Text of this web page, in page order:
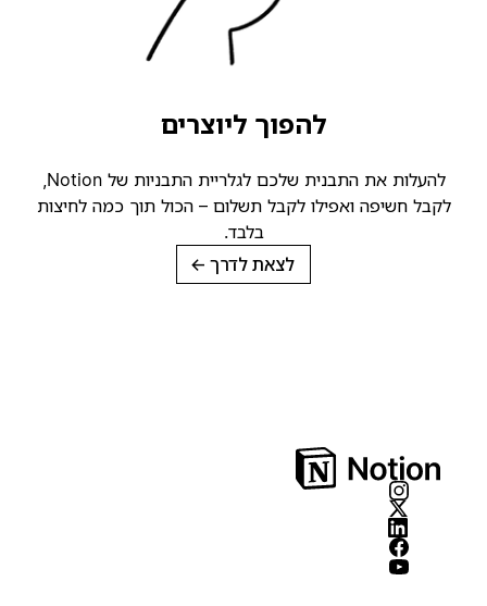
להפוך ליוצרים
להעלות את התבנית שלכם לגלריית התבניות של Notion,
לקבל חשיפה ואפילו לקבל תשלום – הכול תוך כמה לחיצות
בלבד.
לצאת לדרך→